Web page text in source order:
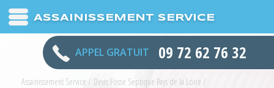
ASSAINISSEMENT SERVICE
APPEL GRATUIT 09 72 62 76 32
Assainissement Service / Devis Fosse Septique Pays de la Loire /